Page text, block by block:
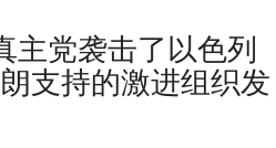
主党袭击了以色列
支持的激进组织发